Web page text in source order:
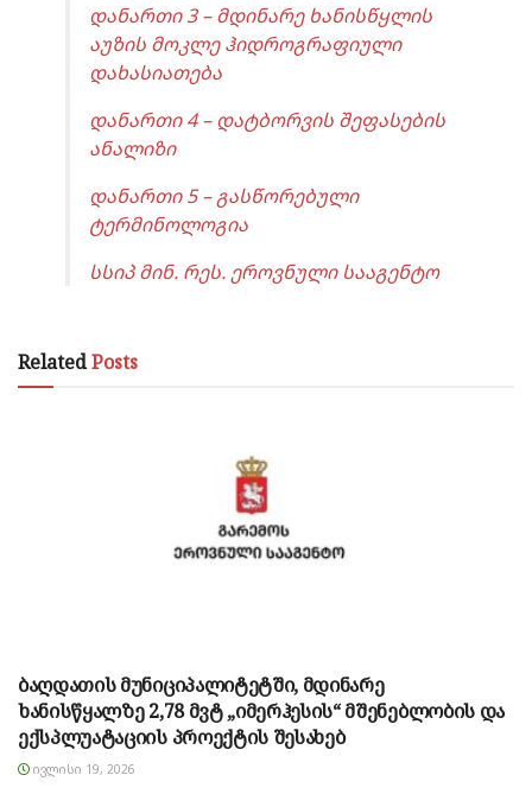
დანართი 3 – მდინარე ხანისწყლის
აუზის მოკლე ჰიდროგრაფიული
დახასიათება
დანართი 4 – დატბორვის შეფასების
ანალიზი
დანართი 5 – გასწორებული
ტერმინოლოგია
სსიპ მინ. რეს. ეროვნული სააგენტო
RelatedPosts
ბაღდათის მუნიციპალიტეტში, მდინარე
ხანისწყალზე 2,78 მვტ „იმერჰესის“ მშენებლობის და
ექსპლუატაციის პროექტის შესახებ
ᲘᲕᲚᲘᲡᲘ 19, 2026